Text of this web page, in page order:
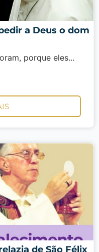
a Deus o dom
porque eles...
de São Félix